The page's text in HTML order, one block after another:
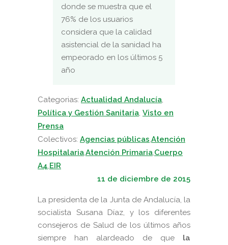
donde se muestra que el
76% de los usuarios
considera que la calidad
asistencial de la sanidad ha
empeorado en los últimos 5
año
Categorias: Actualidad Andalucía
Política y Gestión Sanitaria Visto en
Prensa
Colectivos: Agencias públicas Atención
HospitalariaAtención Primaria Cuerpo
A4 EIR
11 de diciembre de 2015
La presidenta de la Junta de Andalucía, la
socialista Susana Díaz, y los diferentes
consejeros de Salud de los últimos años
siempre han alardeado de que la